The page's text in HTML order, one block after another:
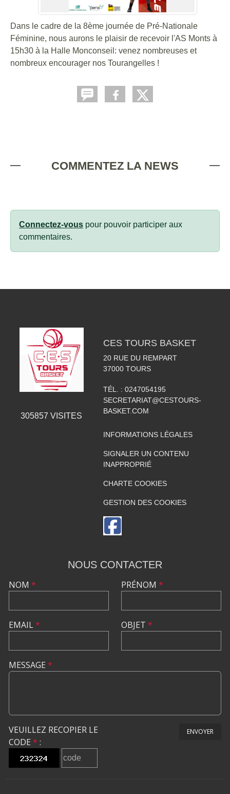
Dans le cadre de la 8ème journée de Pré-Nationale
Féminine, nous aurons le plaisir de recevoir l'AS Monts à
15h30 à la Halle Monconseil: venez nombreuses et
nombreux encourager nos Tourangelles !
COMMENTEZ LA NEWS
Connectez-vous pour pouvoir participer aux
commentaires.
305857 VISITES
CES TOURS BASKET
20 RUE DU REMPART
37000 TOURS
TÉL. : 0247054195
SECRETARIAT@CESTOURS-
BASKET.COM
INFORMATIONS LÉGALES
SIGNALER UN CONTENU
INAPPROPRIÉ
CHARTE COOKIES
GESTION DES COOKIES
NOUS CONTACTER
NOM *
EMAIL*
PRÉNOM *
OBJET *
MESSAGE *
VEUILLEZ RECOPIER LE
CODE * :
ENVOYER